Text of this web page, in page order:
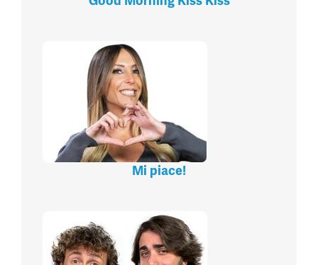
Mi piace!